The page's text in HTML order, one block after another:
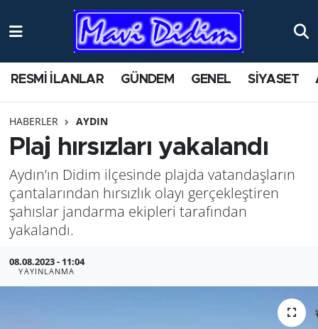
RESMİ İLANLAR GÜNDEM GENEL SİYASET
HABERLER AYDIN
Plaj hırsızları yakalandı
Aydın’ın Didim ilçesinde plajda vatandaşların
çantalarından hırsızlık olayı gerçekleştiren
şahıslar jandarma ekipleri tarafından
yakalandı.
08.08.2023 - 11:04
YAYINLANMA
ANTİK YERLER
AYDIN
BİLİM VE TEKNOLOJİ
ÇEVRE
EĞİTİM
EKONOMİ
Nöbetçi Eczaneler
Namaz Vakitleri
Trafik Durumu
Süper Lig Puan Durumu ve Fikstür
Tüm Manşetler
Son Dakika Haberleri